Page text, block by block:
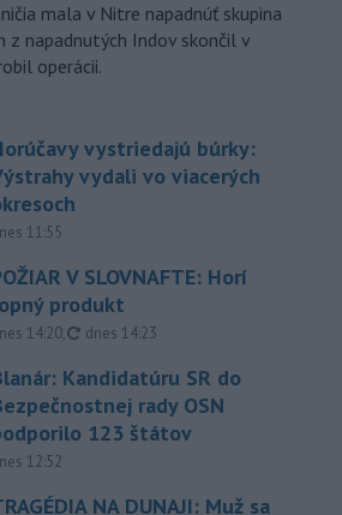
mala v Nitre napadnúť skupina
z napadnutých Indov skončil v
operácii.
vystriedajú búrky:
vydali vo viacerých
11:55
V SLOVNAFTE: Horí
produkt
14:20, aktualizované
dnes 14:23
Kandidatúru SR do
rady OSN
123 štátov
12:52
NA DUNAJI: Muž sa